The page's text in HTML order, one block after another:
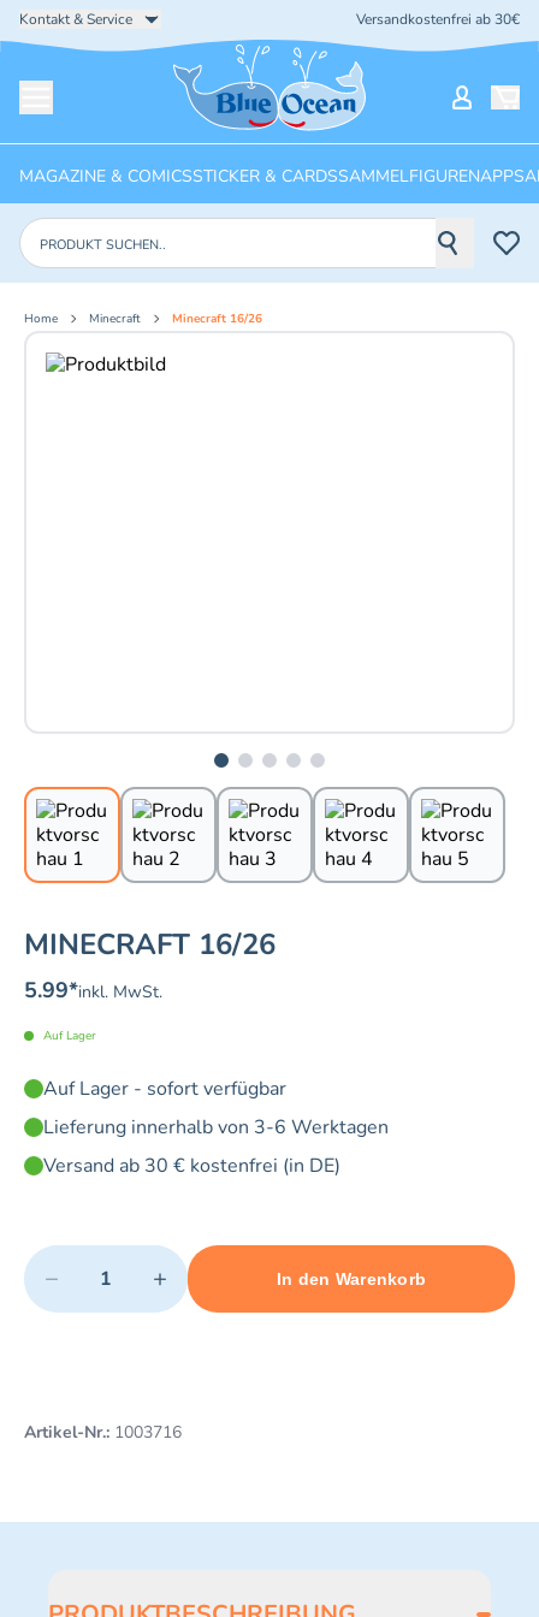
Kontakt & Service Versandkostenfrei ab 30€
Startseite
MAGAZINE & COMICSSTICKER & CARDSSAMMELFIGURENAPPS
Produkte suchen
Home Minecraft Minecraft 16/26
Aktuelles Bild: 1 von 5
MINECRAFT 16/26
5.99*inkl. MwSt.
Auf Lager
Auf Lager - sofort verfügbar
Lieferung innerhalb von 3-6 Werktagen
Versand ab 30 € kostenfrei (in DE)
Quantity
− +
Minimum quantity: 1 Maximum quantity: 20
In den Warenkorb
Add 1 item to cart
Artikel-Nr.: 1003716